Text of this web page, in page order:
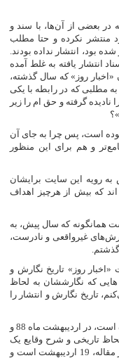
در باره‌ی «هیئت کشتار زندانیان سیاسی در سال 67» که در بعضی از آن‌ها، با سند و
منتشر نکرده و حتا مطلب
شده بود، انتشار نداده بودند.
نیری رئیس هیئت کشتار 67 (که در تمامی اسناد انتشار یافته به غلط آمده
روز» که سال گذشته،
مطلبی که در رابطه با یکی
نادیده گرفته و حق ام را زیر
جای پرسش بود از این روی، که ایشان اگر واقعاً بهانه‌شان یاد کردن از سالگرد قتل‌عام ۶۷ بوده است، پس چرا به جای آن
انتخاب نکرده‌اند که هم جامع‌تر و هم برای این منظور
به رویه این سایت برایشان
که بیش از هرچیز اهداف
همانگونه که سال پیش، به
غیرواقعی و نادرست،
روز» تاریخ نگارش و
هایی که نگارششان به لحاظ
نگارش و انتشار را
» که سایت «اخبار روز» آن را بازچاپ کرده است، در اردیبهشت ماه 88 و
تاریخی و شرح وقایع یک
دوران، همچنان مورد تأیید من است. نکته درخور توجه و مورد اعتراض این است که تاریخ انتشار مقاله، 19 اردیبهشت است و